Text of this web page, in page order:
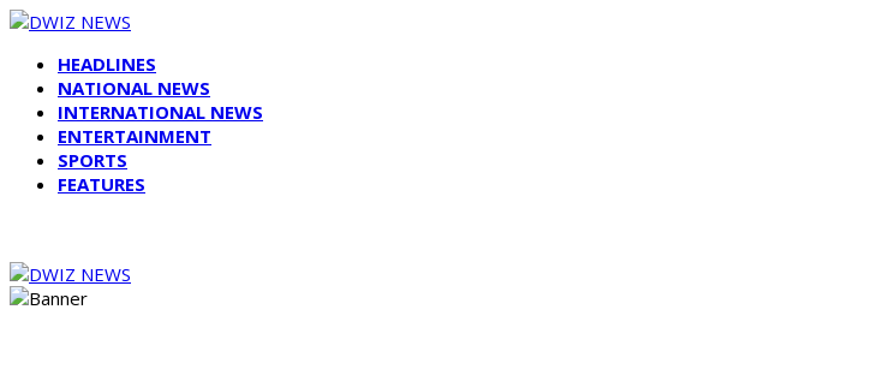
HEADLINES
NATIONAL NEWS
INTERNATIONAL NEWS
ENTERTAINMENT
SPORTS
FEATURES